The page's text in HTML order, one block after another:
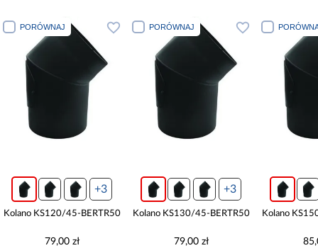
PORÓWNAJ
+3
Kolano KS120/45-BERTR50
79,00 zł
PORÓWNAJ
+3
Kolano KS130/45-BERTR50
79,00 zł
Kolano